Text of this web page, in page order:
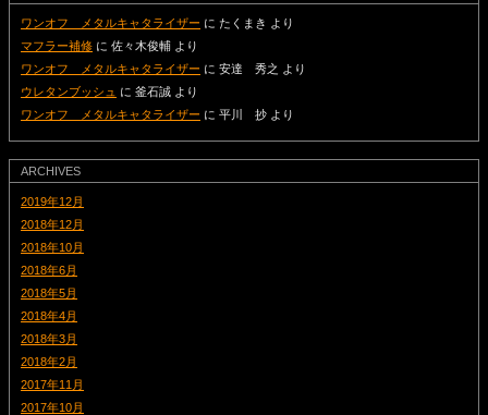
ワンオフ メタルキャタライザー に たくまき より
マフラー補修 に 佐々木俊輔 より
ワンオフ メタルキャタライザー に 安達 秀之 より
ウレタンブッシュ に 釜石誠 より
ワンオフ メタルキャタライザー に 平川 抄 より
ARCHIVES
2019年12月
2018年12月
2018年10月
2018年6月
2018年5月
2018年4月
2018年3月
2018年2月
2017年11月
2017年10月